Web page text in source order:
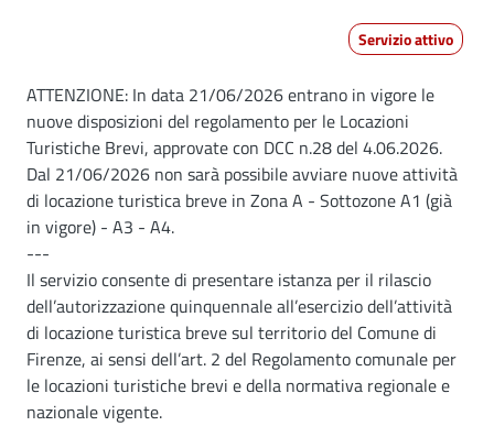
Servizio attivo
Dettagli
ATTENZIONE: In data 21/06/2026 entrano in vigore le
nuove disposizioni del regolamento per le Locazioni
Turistiche Brevi, approvate con DCC n.28 del 4.06.2026.
Dal 21/06/2026 non sarà possibile avviare nuove attività
di locazione turistica breve in Zona A - Sottozone A1 (già
in vigore) - A3 - A4.
---
Il servizio consente di presentare istanza per il rilascio
dell’autorizzazione quinquennale all’esercizio dell’attività
di locazione turistica breve sul territorio del Comune di
Firenze, ai sensi dell’art. 2 del Regolamento comunale per
le locazioni turistiche brevi e della normativa regionale e
nazionale vigente.